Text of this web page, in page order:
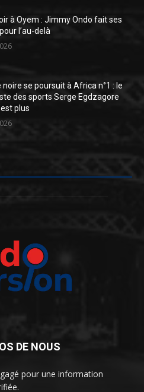
à Oyem : Jimmy Ondo fait ses
l’au-delà
noire se poursuit à Africa n°1 : le
des sports Serge Egdzagore
plus
DE NOUS
pour une information